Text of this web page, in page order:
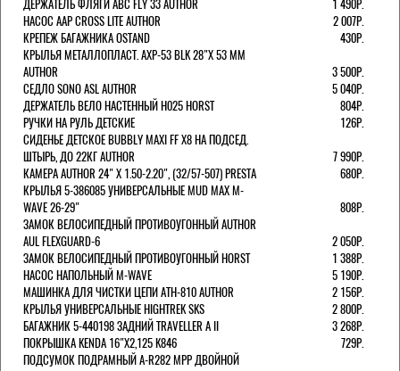
ДЕРЖАТЕЛЬ ФЛЯГИ АВС FLY 33 AUTHOR
1 490Р.
НАСОС AAP CROSS LITE AUTHOR
2 007Р.
КРЕПЕЖ БАГАЖНИКА OSTAND
430Р.
КРЫЛЬЯ МЕТАЛЛОПЛАСТ. AXP-53 BLK 28"Х 53 ММ
AUTHOR
3 500Р.
СЕДЛО SONO ASL AUTHOR
5 040Р.
ДЕРЖАТЕЛЬ ВЕЛО НАСТЕННЫЙ H025 HORST
804Р.
РУЧКИ НА РУЛЬ ДЕТСКИЕ
126Р.
СИДЕНЬЕ ДЕТСКОЕ BUBBLY MAXI FF X8 НА ПОДСЕД.
ШТЫРЬ, ДО 22КГ AUTHOR
7 990Р.
КАМЕРА AUTHOR 24" Х 1.50-2.20", (32/57-507) PRESTA
680Р.
КРЫЛЬЯ 5-386085 УНИВЕРСАЛЬНЫЕ MUD MAX M-
WAVE 26-29"
808Р.
ЗАМОК ВЕЛОСИПЕДНЫЙ ПРОТИВОУГОННЫЙ AUTHOR
AUL FLEXGUARD-6
2 050Р.
ЗАМОК ВЕЛОСИПЕДНЫЙ ПРОТИВОУГОННЫЙ HORST
1 388Р.
НАСОС НАПОЛЬНЫЙ M-WAVE
5 190Р.
МАШИНКА ДЛЯ ЧИСТКИ ЦЕПИ ATH-810 AUTHOR
2 156Р.
КРЫЛЬЯ УНИВЕРСАЛЬНЫЕ HIGHTREK SKS
2 800Р.
БАГАЖНИК 5-440198 ЗАДНИЙ TRAVELLER A II
3 268Р.
ПОКРЫШКА KENDA 16"Х2,125 K846
729Р.
ПОДСУМОК ПОДРАМНЫЙ A-R282 MPP ДВОЙНОЙ